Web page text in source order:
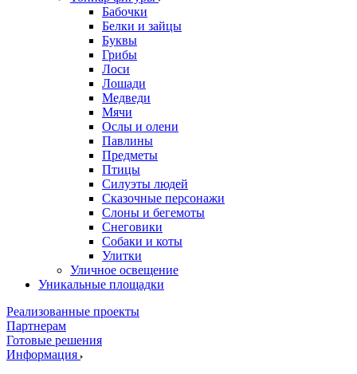
Бабочки
Белки и зайцы
Буквы
Грибы
Лоси
Лошади
Медведи
Мячи
Ослы и олени
Павлины
Предметы
Птицы
Силуэты людей
Сказочные персонажи
Слоны и бегемоты
Снеговики
Собаки и коты
Улитки
Уличное освещение
Уникальные площадки
Реализованные проекты
Партнерам
Готовые решения
Информация